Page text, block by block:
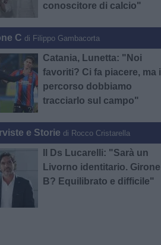
conoscitore di calcio"
C di Filippo Gambacorta
Catania, Lunetta: "Noi
favoriti? Ci fa piacere, ma il
percorso dobbiamo
tracciarlo sul campo"
e Storie di Rocco Cristarella
Il Ds Lucarelli: "Sarà un
Livorno identitario. Girone
B? Equilibrato e difficile"